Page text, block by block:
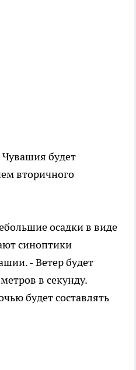
Чувашия будет
вторичного
осадки в виде
синоптики
- Ветер будет
в секунду.
будет составлять